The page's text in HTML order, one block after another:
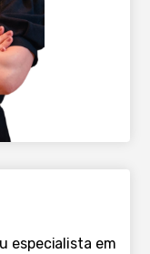
especialista em